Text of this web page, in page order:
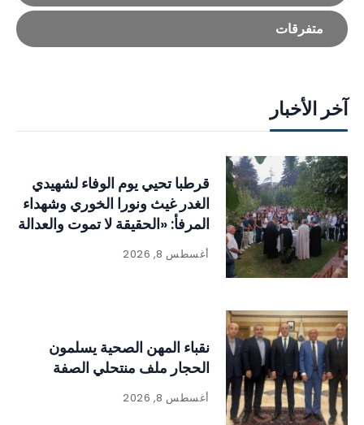
متفرقات
آخر الأخبار
قرطبا تحيي يوم الوفاء لشهيدي
الغدر غيث ونورا الخوري وشهداء
المرفأ: «الحقيقة لا تموت والعدالة
لا بد أن تتحقق
أغسطس 8, 2026
نقباء المهن الصحية يسلمون
الحجار ملف منتحلي الصفة
أغسطس 8, 2026